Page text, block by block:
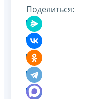
Поделиться: